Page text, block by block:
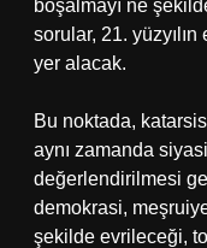
boşalmayı ne
sorular, 21.
yer alacak.
Bu noktada,
aynı zamanda
değerlendirilmesi
demokrasi,
şekilde evrileceği,